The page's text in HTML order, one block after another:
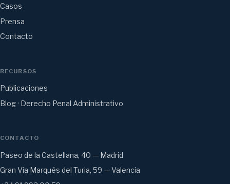
Casos
Prensa
Contacto
RECURSOS
Publicaciones
Blog · Derecho Penal Administrativo
CONTACTO
Paseo de la Castellana, 40 — Madrid
Gran Vía Marqués del Turia, 59 — Valencia